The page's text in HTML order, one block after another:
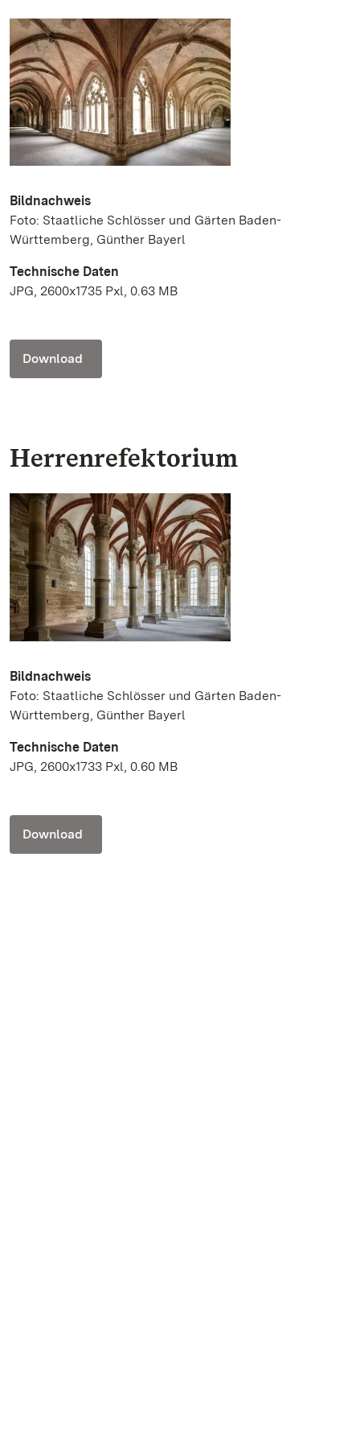
Bildnachweis
Foto: Staatliche Schlösser und Gärten Baden-
Württemberg, Günther Bayerl
Technische Daten
JPG, 2600x1735 Pxl, 0.63 MB
Download
Herrenrefektorium
Bildnachweis
Foto: Staatliche Schlösser und Gärten Baden-
Württemberg, Günther Bayerl
Technische Daten
JPG, 2600x1733 Pxl, 0.60 MB
Download